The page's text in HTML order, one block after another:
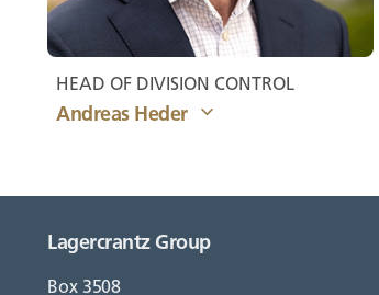
HEAD OF DIVISION CONTROL
Andreas Heder
Född:1969
Lagercrantz Group
Box 3508